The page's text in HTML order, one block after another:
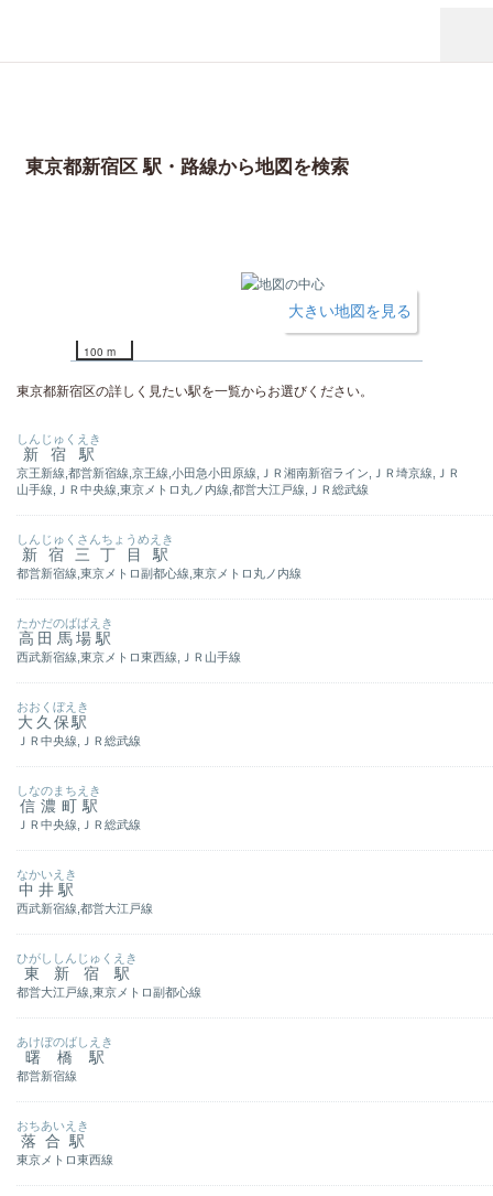
東京都新宿区 駅・路線から地図を検索
100 m
大きい地図を見る
東京都新宿区の詳しく見たい駅を一覧からお選びください。
新宿駅
しんじゅくえき
京王新線,都営新宿線,京王線,小田急小田原線,ＪＲ湘南新宿ライン,ＪＲ埼京線,ＪＲ
山手線,ＪＲ中央線,東京メトロ丸ノ内線,都営大江戸線,ＪＲ総武線
新宿三丁目駅
しんじゅくさんちょうめえき
都営新宿線,東京メトロ副都心線,東京メトロ丸ノ内線
高田馬場駅
たかだのばばえき
西武新宿線,東京メトロ東西線,ＪＲ山手線
大久保駅
おおくぼえき
ＪＲ中央線,ＪＲ総武線
信濃町駅
しなのまちえき
ＪＲ中央線,ＪＲ総武線
中井駅
なかいえき
西武新宿線,都営大江戸線
東新宿駅
ひがししんじゅくえき
都営大江戸線,東京メトロ副都心線
曙橋駅
あけぼのばしえき
都営新宿線
落合駅
おちあいえき
東京メトロ東西線